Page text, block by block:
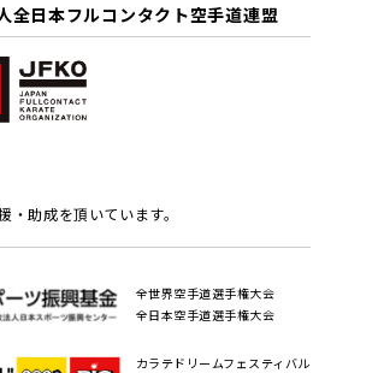
全日本フルコンタクト空手道連盟
・助成を頂いています。
全世界空手道選手権大会
全日本空手道選手権大会
カラテドリームフェスティバル